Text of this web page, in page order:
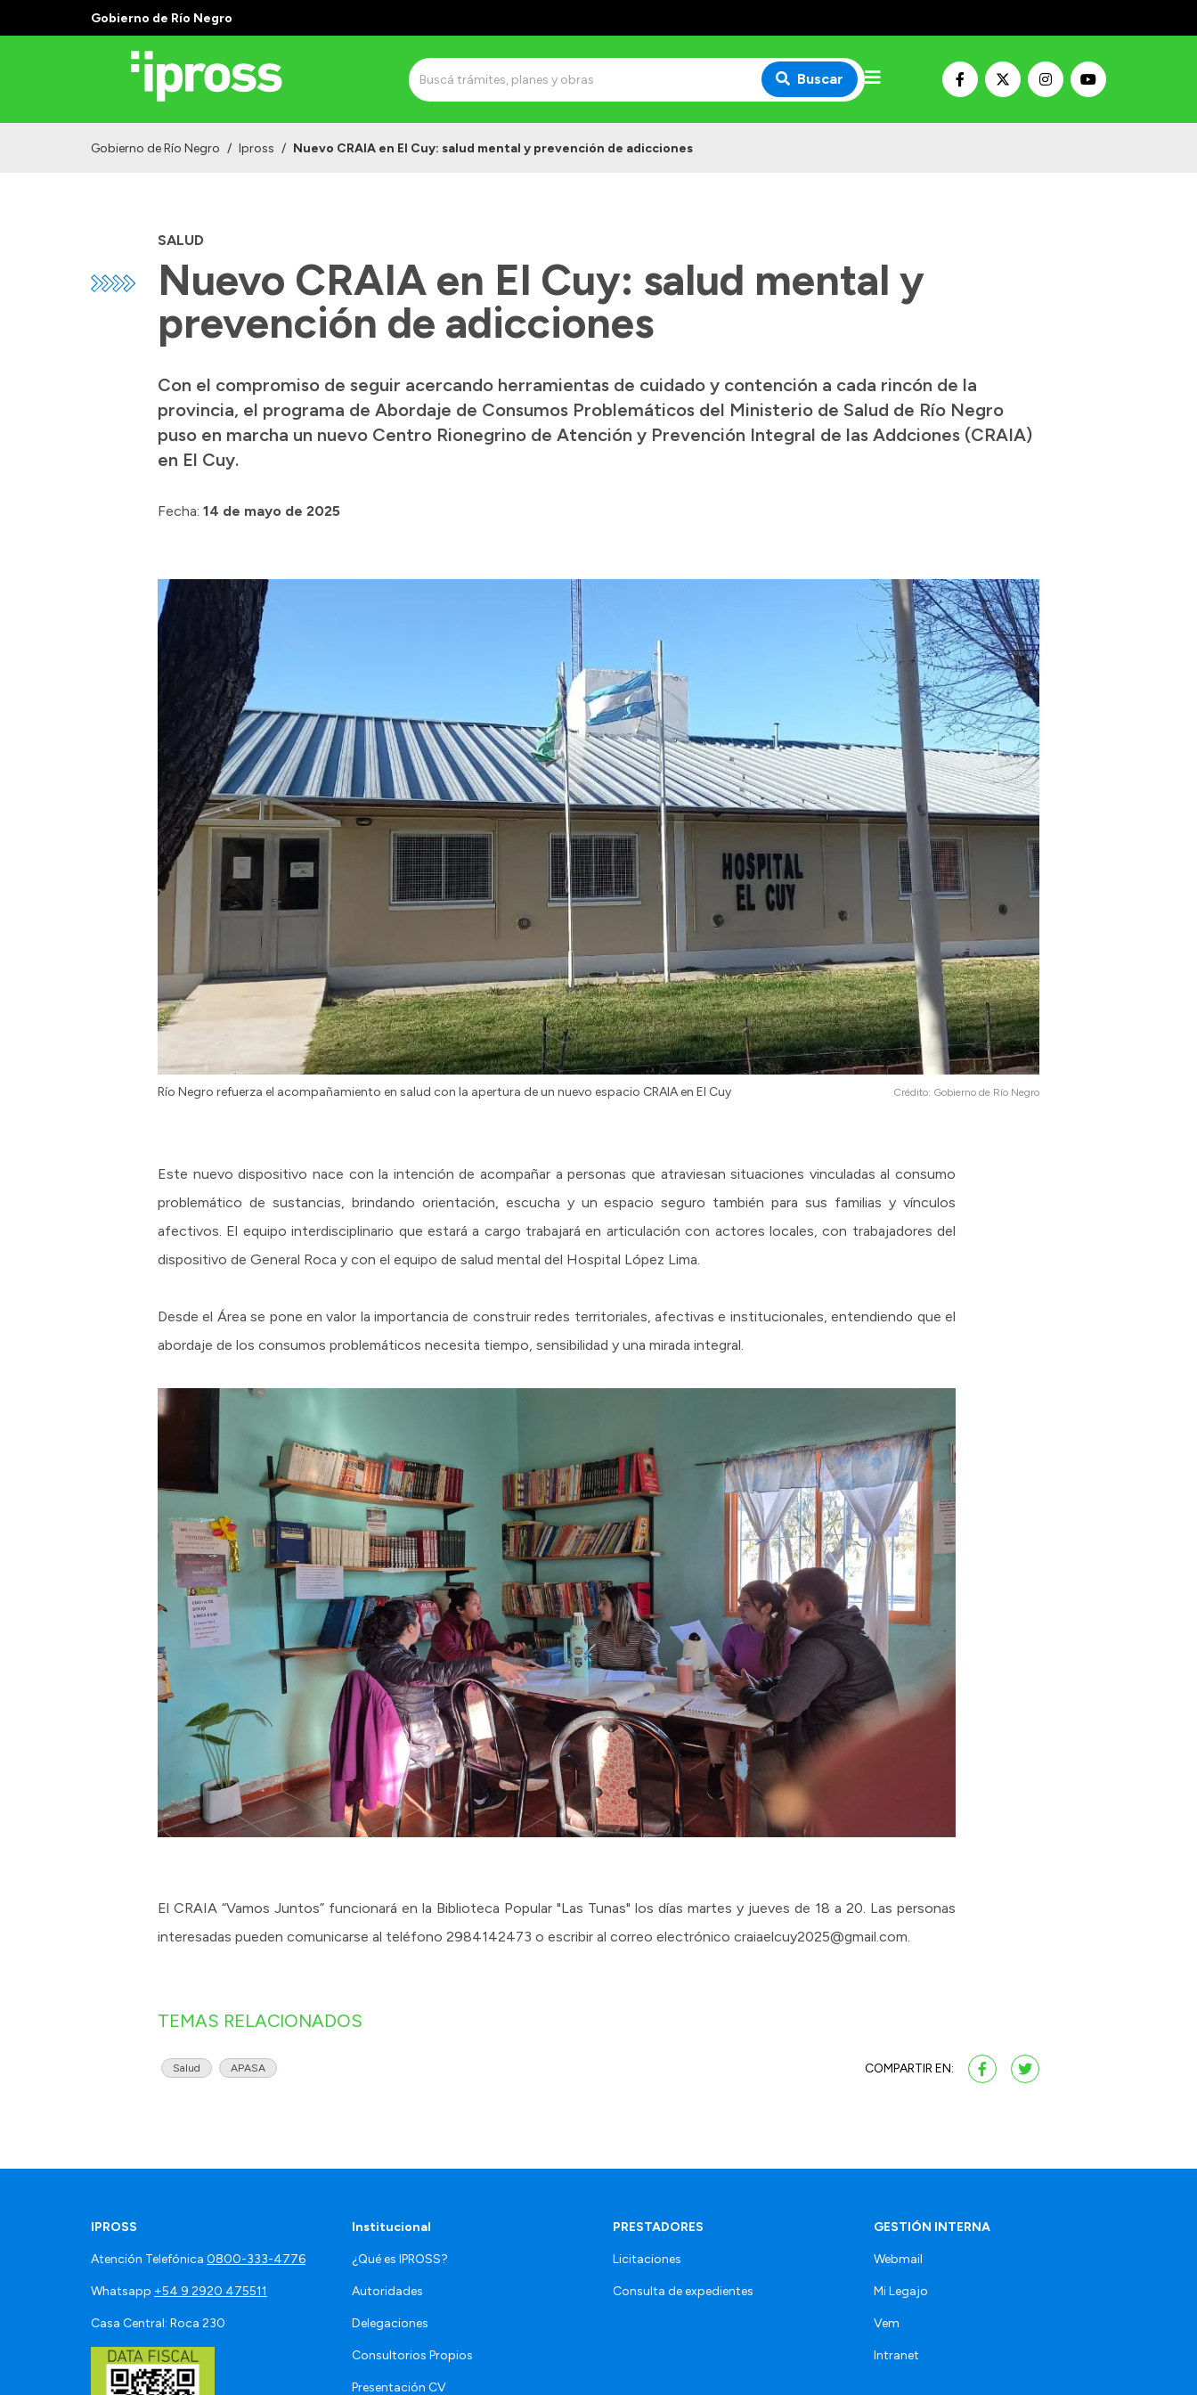
Gobierno de Río Negro
Buscar
Gobierno de Río Negro / Ipross / Nuevo CRAIA en El Cuy: salud mental y prevención de adicciones
SALUD
Nuevo CRAIA en El Cuy: salud mental y
prevención de adicciones
Con el compromiso de seguir acercando herramientas de cuidado y contención a cada rincón de la
provincia, el programa de Abordaje de Consumos Problemáticos del Ministerio de Salud de Río Negro
puso en marcha un nuevo Centro Rionegrino de Atención y Prevención Integral de las Addciones (CRAIA)
en El Cuy.
Fecha: 14 de mayo de 2025
Río Negro refuerza el acompañamiento en salud con la apertura de un nuevo espacio CRAIA en El Cuy Crédito: Gobierno de Río Negro
Este nuevo dispositivo nace con la intención de acompañar a personas que atraviesan situaciones vinculadas al consumo
problemático de sustancias, brindando orientación, escucha y un espacio seguro también para sus familias y vínculos
afectivos. El equipo interdisciplinario que estará a cargo trabajará en articulación con actores locales, con trabajadores del
dispositivo de General Roca y con el equipo de salud mental del Hospital López Lima.
Desde el Área se pone en valor la importancia de construir redes territoriales, afectivas e institucionales, entendiendo que el
abordaje de los consumos problemáticos necesita tiempo, sensibilidad y una mirada integral.
El CRAIA “Vamos Juntos” funcionará en la Biblioteca Popular "Las Tunas" los días martes y jueves de 18 a 20. Las personas
interesadas pueden comunicarse al teléfono 2984142473 o escribir al correo electrónico craiaelcuy2025@gmail.com.
TEMAS RELACIONADOS
Salud APASA COMPARTIR EN:
IPROSS
Atención Telefónica 0800-333-4776
Whatsapp +54 9 2920 475511
Casa Central: Roca 230
Institucional
¿Qué es IPROSS?
Autoridades
Delegaciones
Consultorios Propios
Presentación CV
PRESTADORES
Licitaciones
Consulta de expedientes
GESTIÓN INTERNA
Webmail
Mi Legajo
Vem
Intranet